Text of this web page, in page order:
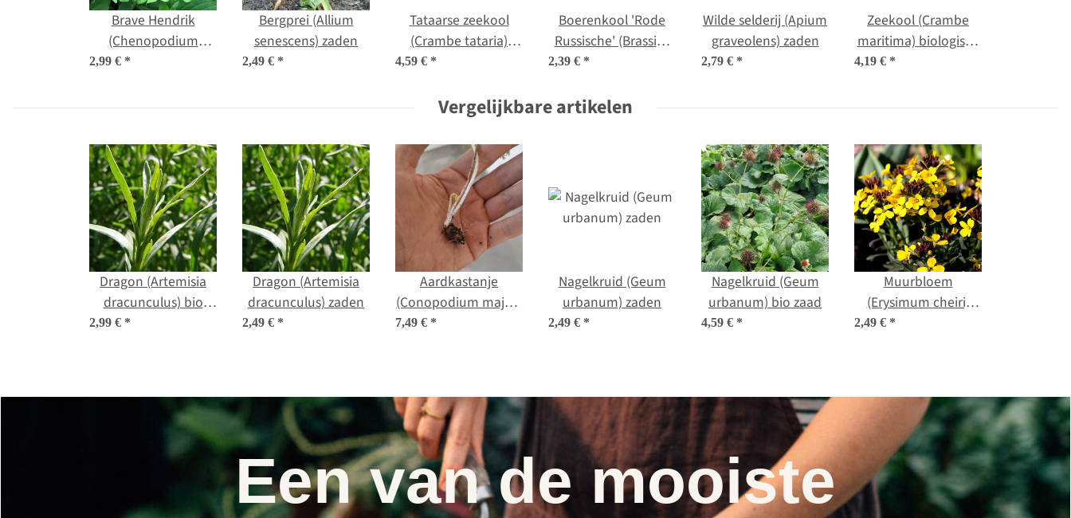
Brave Hendrik
(Chenopodium
bonus-henricus) bio
2,99 € *
Bergprei (Allium
senescens) zaden
2,49 € *
Tataarse zeekool
(Crambe tataria)
4,59 € *
Boerenkool 'Rode
Russische' (Brassica
napus var. pabularia)
2,39 € *
Wilde selderij (Apium
graveolens) zaden
2,79 € *
Zeekool (Crambe
maritima) biologisch
4,19 € *
Vergelijkbare artikelen
Dragon (Artemisia
dracunculus) bio
2,99 € *
Dragon (Artemisia
dracunculus) zaden
2,49 € *
Aardkastanje
(Conopodium majus)
7,49 € *
Nagelkruid (Geum
urbanum) zaden
2,49 € *
Nagelkruid (Geum
urbanum) bio zaad
4,59 € *
Muurbloem
(Erysimum cheiri)
2,49 € *
Een van de mooiste